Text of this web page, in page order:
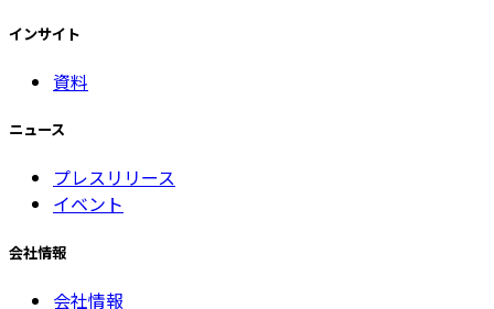
インサイト
資料
ニュース
プレスリリース
イベント
会社情報
会社情報